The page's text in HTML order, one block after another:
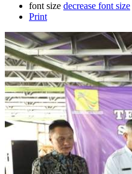
font size decrease font size
Print